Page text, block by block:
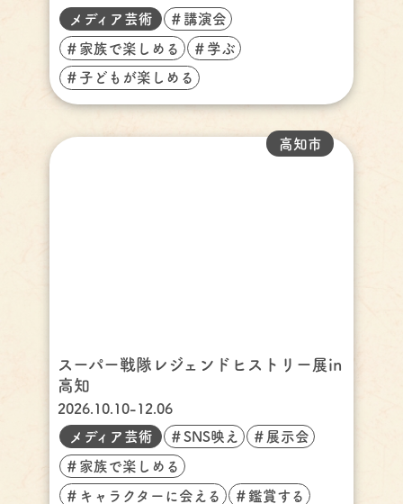
メディア芸術
＃講演会
＃家族で楽しめる ＃学ぶ
＃子どもが楽しめる
スーパー戦隊レジェンドヒストリー展in
高知
高知市
2026.10.10-12.06
メディア芸術
＃SNS映え ＃展示会
＃家族で楽しめる
＃キャラクターに会える ＃鑑賞する